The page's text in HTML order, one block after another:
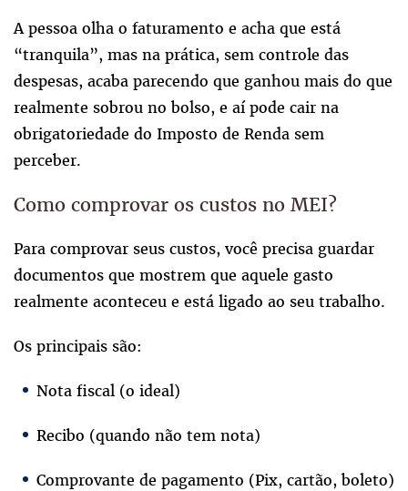
A pessoa olha o faturamento e acha que está
“tranquila”, mas na prática, sem controle das
despesas, acaba parecendo que ganhou mais do que
realmente sobrou no bolso, e aí pode cair na
obrigatoriedade do Imposto de Renda sem
perceber.
Como comprovar os custos no MEI?
Para comprovar seus custos, você precisa guardar
documentos que mostrem que aquele gasto
realmente aconteceu e está ligado ao seu trabalho.
Os principais são:
Nota fiscal (o ideal)
Recibo (quando não tem nota)
Comprovante de pagamento (Pix, cartão, boleto)